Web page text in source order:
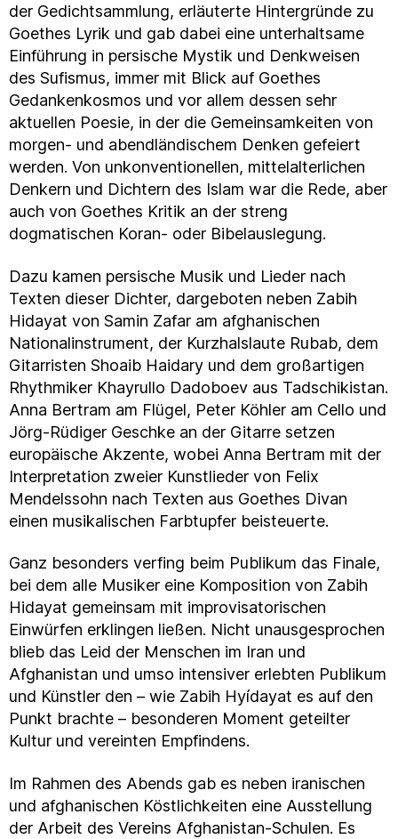
der Gedichtsammlung, erläuterte Hintergründe zu
Goethes Lyrik und gab dabei eine unterhaltsame
Einführung in persische Mystik und Denkweisen
des Sufismus, immer mit Blick auf Goethes
Gedankenkosmos und vor allem dessen sehr
aktuellen Poesie, in der die Gemeinsamkeiten von
morgen- und abendländischem Denken gefeiert
werden. Von unkonventionellen, mittelalterlichen
Denkern und Dichtern des Islam war die Rede, aber
auch von Goethes Kritik an der streng
dogmatischen Koran- oder Bibelauslegung.
Dazu kamen persische Musik und Lieder nach
Texten dieser Dichter, dargeboten neben Zabih
Hidayat von Samin Zafar am afghanischen
Nationalinstrument, der Kurzhalslaute Rubab, dem
Gitarristen Shoaib Haidary und dem großartigen
Rhythmiker Khayrullo Dadoboev aus Tadschikistan.
Anna Bertram am Flügel, Peter Köhler am Cello und
Jörg-Rüdiger Geschke an der Gitarre setzen
europäische Akzente, wobei Anna Bertram mit der
Interpretation zweier Kunstlieder von Felix
Mendelssohn nach Texten aus Goethes Divan
einen musikalischen Farbtupfer beisteuerte.
Ganz besonders verfing beim Publikum das Finale,
bei dem alle Musiker eine Komposition von Zabih
Hidayat gemeinsam mit improvisatorischen
Einwürfen erklingen ließen. Nicht unausgesprochen
blieb das Leid der Menschen im Iran und
Afghanistan und umso intensiver erlebten Publikum
und Künstler den – wie Zabih Hyídayat es auf den
Punkt brachte – besonderen Moment geteilter
Kultur und vereinten Empfindens.
Im Rahmen des Abends gab es neben iranischen
und afghanischen Köstlichkeiten eine Ausstellung
der Arbeit des Vereins Afghanistan-Schulen. Es